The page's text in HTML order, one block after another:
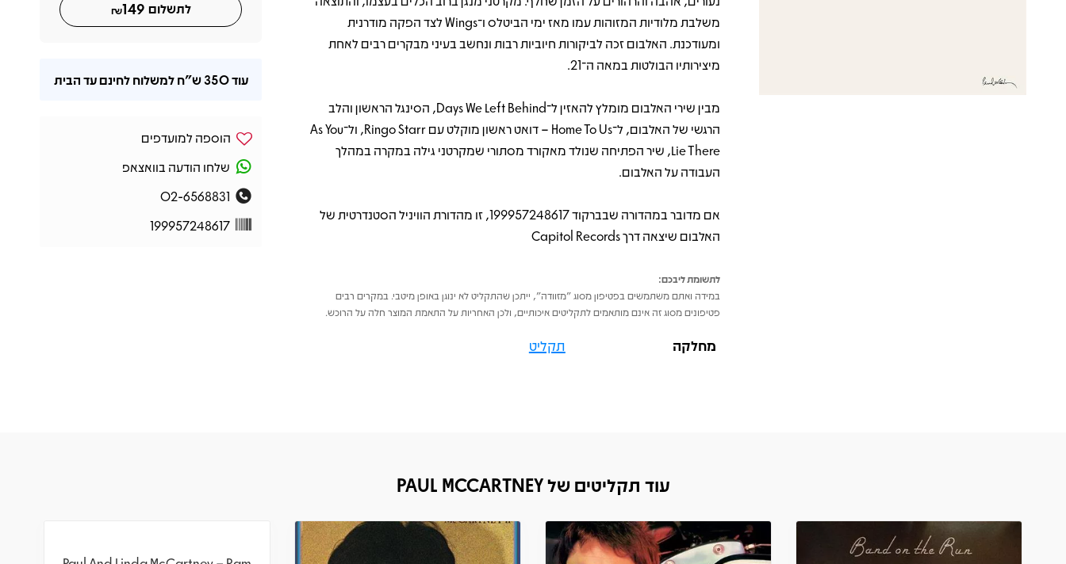
משלבת מלודיות המזוהות עמו מאז ימי הביטלס ו־Wings לצד הפקה מודרנית
ומעודכנת. האלבום זכה לביקורות חיוביות רבות ונחשב בעיני מבקרים רבים לאחת
מיצירותיו הבולטות במאה ה־21.
מבין שירי האלבום מומלץ להאזין ל־Days We Left Behind, הסינגל הראשון והלב
הרגשי של האלבום, ל־Home To Us – דואט ראשון מוקלט עם Ringo Starr, ול־As You
Lie There, שיר הפתיחה שנולד מאקורד מסתורי שמקרטני גילה במקרה במהלך
העבודה על האלבום.
אם מדובר במהדורה שבברקוד 199957248617, זו מהדורת הוויניל הסטנדרטית של
האלבום שיצאה דרך Capitol Records
לתשומת ליבכם:
במידה ואתם משתמשים בפטיפון מסוג "מזוודה", ייתכן שהתקליט לא ינוגן באופן מיטבי. במקרים רבים
פטיפונים מסוג זה אינם מותאמים לתקליטים איכותיים, ולכן האחריות על התאמת המוצר חלה על הרוכש.
מחלקה תקליט
לתשלום 149
₪
עוד350 ש"ח למשלוח לחינם עד הבית
הוספה למועדפים
שלחו הודעה בוואצאפ
02-6568831
199957248617
עוד תקליטים של PAUL MCCARTNEY